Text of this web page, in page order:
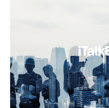
建筑装修